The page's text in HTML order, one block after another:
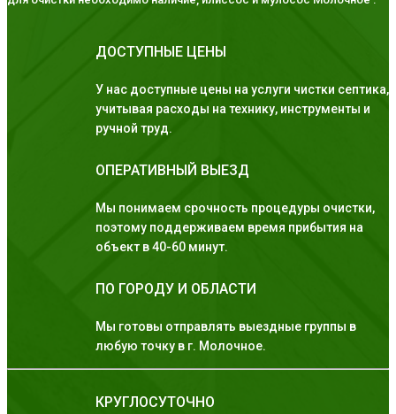
ДОСТУПНЫЕ ЦЕНЫ
У нас доступные цены на услуги чистки септика,
учитывая расходы на технику, инструменты и
ручной труд.
ОПЕРАТИВНЫЙ ВЫЕЗД
Мы понимаем срочность процедуры очистки,
поэтому поддерживаем время прибытия на
объект в 40-60 минут.
ПО ГОРОДУ И ОБЛАСТИ
Мы готовы отправлять выездные группы в
любую точку в г. Молочное.
КРУГЛОСУТОЧНО